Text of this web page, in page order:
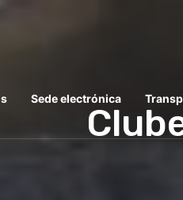
Sede electrónica